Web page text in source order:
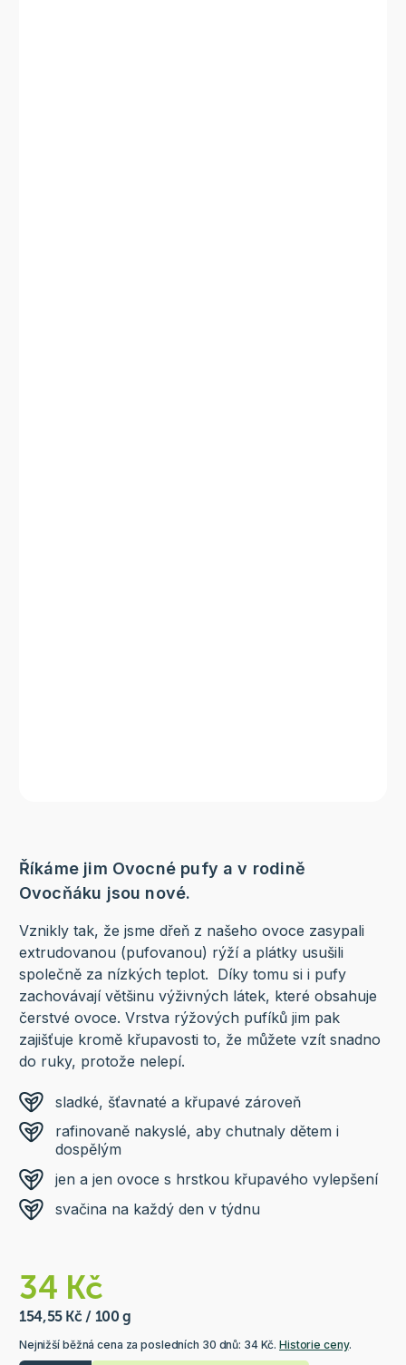
Říkáme jim Ovocné pufy a v rodině
Ovocňáku jsou nové.
Vznikly tak, že jsme dřeň z našeho ovoce zasypali
extrudovanou (pufovanou) rýží a plátky usušili
společně za nízkých teplot. Díky tomu si i pufy
zachovávají většinu výživných látek, které obsahuje
čerstvé ovoce. Vrstva rýžových pufíků jim pak
zajišťuje kromě křupavosti to, že můžete vzít snadno
do ruky, protože nelepí.
sladké, šťavnaté a křupavé zároveň
rafinovaně nakyslé, aby chutnaly dětem i
dospělým
jen a jen ovoce s hrstkou křupavého vylepšení
svačina na každý den v týdnu
34 Kč
154,55 Kč / 100 g
Nejnižší běžná cena za posledních 30 dnů: 34 Kč.Historie ceny.